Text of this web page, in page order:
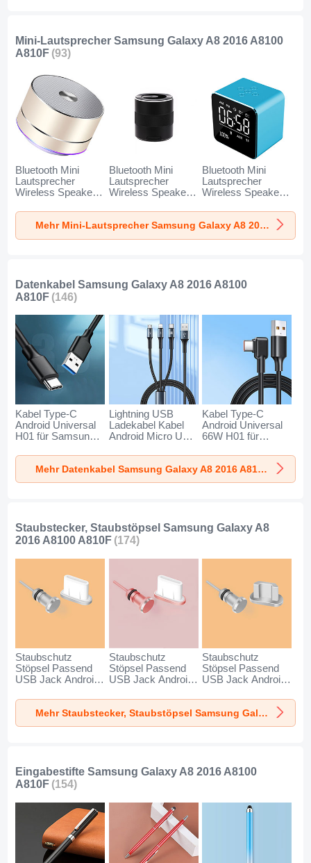
Mini-Lautsprecher Samsung Galaxy A8 2016 A8100
A810F (93)
Bluetooth Mini
Lautsprecher
Wireless Speaker
Samsung Galaxy
A8 2016 A8100
A810F Gold
Bluetooth Mini
Lautsprecher
Wireless Speaker
Samsung Galaxy
A8 2016 A8100
A810F Schwarz
Bluetooth Mini
Lautsprecher
Wireless Speaker
Samsung Galaxy
A8 2016 A8100
A810F Blau
Mehr Mini-Lautsprecher Samsung Galaxy A8 2016 A8100 A810F
Datenkabel Samsung Galaxy A8 2016 A8100
A810F (146)
Kabel Type-C
Android Universal
H01 für Samsung
A8100 A810F
Dunkelgrau
Lightning USB
Ladekabel Kabel
Android Micro USB
für Samsung
Galaxy A8 2016
A8100 A810F
Kabel Type-C
Android Universal
66W H01 für
A8 2016 A8100
A810F Schwarz
Mehr Datenkabel Samsung Galaxy A8 2016 A8100 A810F
Staubstecker, Staubstöpsel Samsung Galaxy A8
2016 A8100 A810F (174)
Staubschutz
Stöpsel Passend
USB Jack Android
für Samsung
Galaxy A8 2016
A8100 A810F
Staubschutz
Stöpsel Passend
USB Jack Android
für Samsung
Galaxy A8 2016
A8100 A810F
Staubschutz
Stöpsel Passend
USB Jack Android
Samsung Galaxy
A8 2016 A8100
A810F Silber
Mehr Staubstecker, Staubstöpsel Samsung Galaxy A8 2016 A8100 A810F
Eingabestifte Samsung Galaxy A8 2016 A8100
A810F (154)